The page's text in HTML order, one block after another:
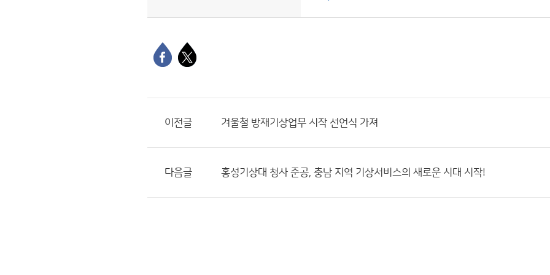
이전글 겨울철 방재기상업무 시작 선언식 가져
다음글 홍성기상대 청사 준공, 충남 지역 기상서비스의 새로운 시대 시작!